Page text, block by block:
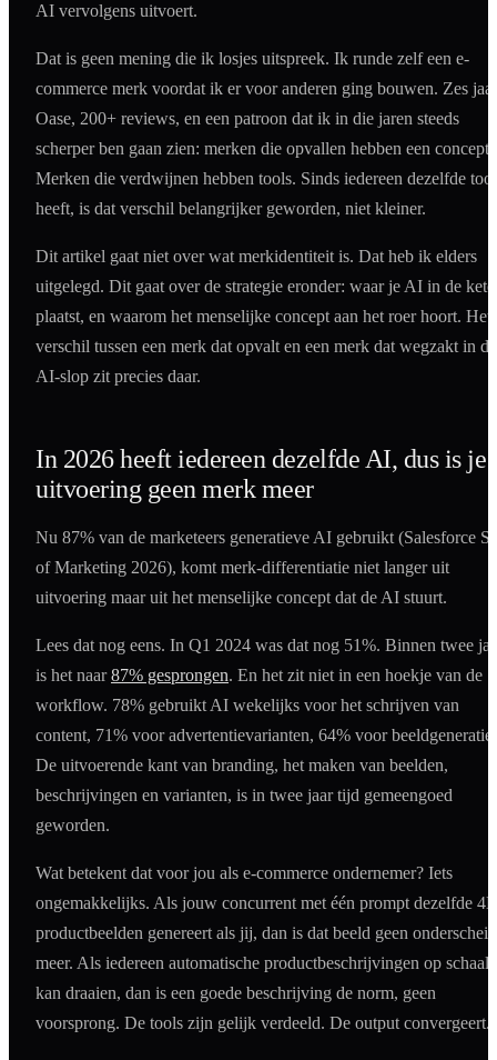
AI vervolgens uitvoert.
Dat is geen mening die ik losjes uitspreek. Ik runde zelf een e-
commerce merk voordat ik er voor anderen ging bouwen. Zes jaar
Oase, 200+ reviews, en een patroon dat ik in die jaren steeds
scherper ben gaan zien: merken die opvallen hebben een concept.
Merken die verdwijnen hebben tools. Sinds iedereen dezelfde
heeft, is dat verschil belangrijker geworden, niet kleiner.
Dit artikel gaat niet over wat merkidentiteit is. Dat heb ik elders
uitgelegd. Dit gaat over de strategie eronder: waar je AI in de
plaatst, en waarom het menselijke concept aan het roer hoort. Het
verschil tussen een merk dat opvalt en een merk dat wegzakt in de
AI-slop zit precies daar.
In 2026 heeft iedereen dezelfde AI, dus is je
uitvoering geen merk meer
Nu 87% van de marketeers generatieve AI gebruikt (Salesforce
of Marketing 2026), komt merk-differentiatie niet langer uit
uitvoering maar uit het menselijke concept dat de AI stuurt.
Lees dat nog eens. In Q1 2024 was dat nog 51%. Binnen twee
is het naar87% gesprongen. En het zit niet in een hoekje van de
workflow. 78% gebruikt AI wekelijks voor het schrijven van
content, 71% voor advertentievarianten, 64% voor beeldgeneratie.
De uitvoerende kant van branding, het maken van beelden,
beschrijvingen en varianten, is in twee jaar tijd gemeengoed
geworden.
Wat betekent dat voor jou als e-commerce ondernemer? Iets
ongemakkelijks. Als jouw concurrent met één prompt dezelfde
productbeelden genereert als jij, dan is dat beeld geen onderscheid
meer. Als iedereen automatische productbeschrijvingen op schaal
kan draaien, dan is een goede beschrijving de norm, geen
voorsprong. De tools zijn gelijk verdeeld. De output convergeert.